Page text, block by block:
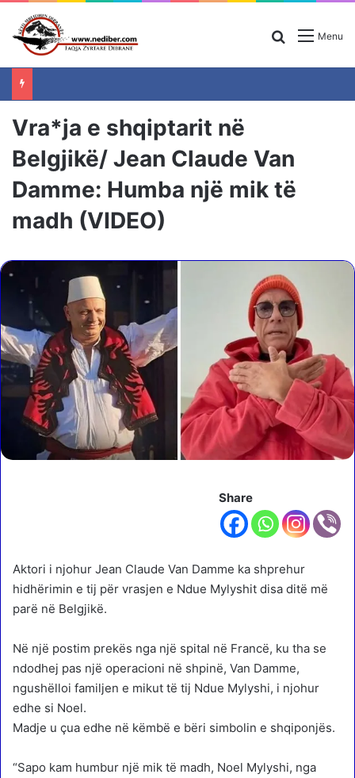
Menu
Search for
Vra*ja e shqiptarit në
Belgjikë/ Jean Claude Van
Damme: Humba një mik të
madh (VIDEO)
Share
Aktori i njohur Jean Claude Van Damme ka shprehur
hidhërimin e tij për vrasjen e Ndue Mylyshit disa ditë më
parë në Belgjikë.
Në një postim prekës nga një spital në Francë, ku tha se
ndodhej pas një operacioni në shpinë, Van Damme,
ngushëlloi familjen e mikut të tij Ndue Mylyshi, i njohur
edhe si Noel.
Madje u çua edhe në këmbë e bëri simbolin e shqiponjës.
“Sapo kam humbur një mik të madh, Noel Mylyshi, nga